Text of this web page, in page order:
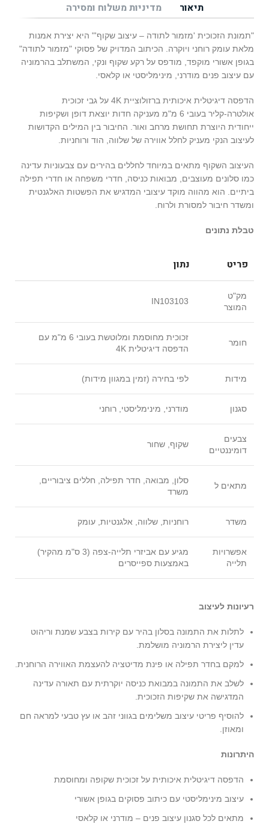
תיאור מדיניות משלוח ומסירה
"תמונת הזכוכית 'מזמור לתודה – עיצוב שקוף'" היא יצירת אמנות
מלאת עומק רוחני ויוקרה. הכיתוב המדויק של פסוקי "מזמור לתודה"
בגופן אשורי מוקפד, מודפס על רקע שקוף ונקי, המשתלב בהרמוניה
עם עיצוב פנים מודרני, מינימליסטי או קלאסי.
הדפסה דיגיטלית איכותית ברזולוציית 4K על גבי זכוכית
אולטרה-קליר בעובי 6 מ"מ מעניקה חדות יוצאת דופן ושקיפות
ייחודית היוצרת תחושת מרחב ואור. החיבור בין המילים הקדושות
לעיצוב הנקי מעניק לחלל אווירה של שלווה, הוד ורוחניות.
העיצוב השקוף מתאים במיוחד לחללים בהירים עם צבעוניות עדינה
כמו סלונים מעוצבים, מבואות כניסה, חדרי משפחה או חדרי תפילה
ביתיים. הוא מהווה מוקד עיצובי המדגיש את הפשטות האלגנטית
ומשדר חיבור למסורת ולרוח.
טבלת נתונים
פריט נתון
מק"ט
המוצר
IN103103
חומר
זכוכית מחוסמת ומלוטשת בעובי 6 מ"מ עם
הדפסה דיגיטלית 4K
מידות לפי בחירה (זמין במגוון מידות)
סגנון מודרני, מינימליסטי, רוחני
צבעים
דומיננטיים
שקוף, שחור
מתאים ל
סלון, מבואה, חדר תפילה, חללים ציבוריים,
משרד
משדר רוחניות, שלווה, אלגנטיות, עומק
אפשרויות
תלייה
מגיע עם אביזרי תלייה-צפה (3 ס"מ מהקיר)
באמצעות ספייסרים
רעיונות לעיצוב
לתלות את התמונה בסלון בהיר עם קירות בצבע שמנת וריהוט
עדין ליצירת הרמוניה מושלמת.
למקם בחדר תפילה או פינת מדיטציה להעצמת האווירה הרוחנית.
לשלב את התמונה במבואת כניסה יוקרתית עם תאורה עדינה
המדגישה את שקיפות הזכוכית.
להוסיף פריטי עיצוב משלימים בגווני זהב או עץ טבעי למראה חם
ומאוזן.
היתרונות
הדפסה דיגיטלית איכותית על זכוכית שקופה ומחוסמת
עיצוב מינימליסטי עם כיתוב פסוקים בגופן אשורי
מתאים לכל סגנון עיצוב פנים – מודרני או קלאסי